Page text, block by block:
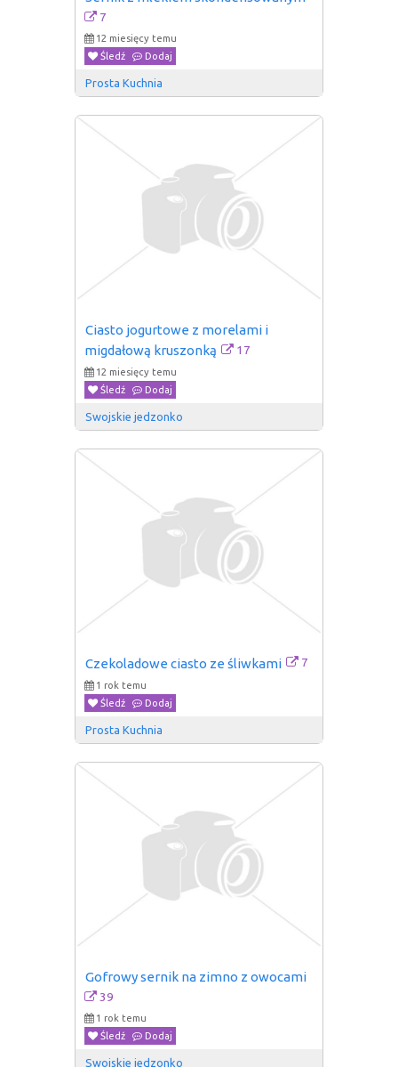
7
12 miesięcy temu
Śledź
Dodaj
Prosta Kuchnia
Ciasto jogurtowe z morelami i
migdałową kruszonką
17
12 miesięcy temu
Śledź
Dodaj
Swojskie jedzonko
Czekoladowe ciasto ze śliwkami 7
1 rok temu
Śledź
Dodaj
Prosta Kuchnia
Gofrowy sernik na zimno z owocami
39
1 rok temu
Śledź
Dodaj
Swojskie jedzonko